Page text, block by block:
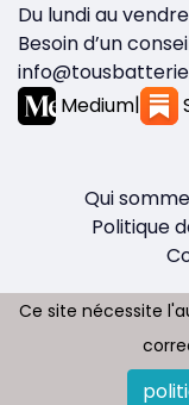
Du lundi au
Besoin d’un
Medium|
Qui
Politique
Ce site nécessite
Ce site nécessite